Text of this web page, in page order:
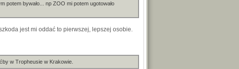
potem bywało... np ZOO mi potem ugotowało
jest mi oddać to pierwszej, lepszej osobie.
w Tropheusie w Krakowie.